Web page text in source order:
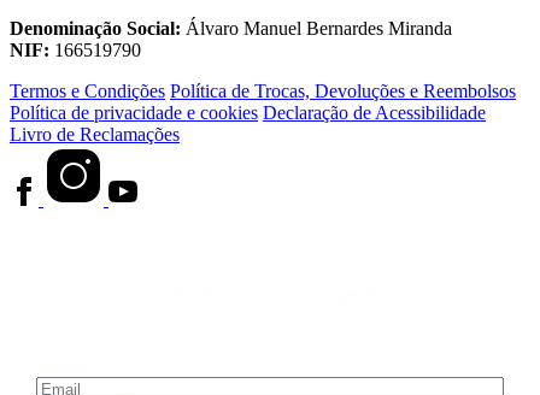
Denominação Social: Álvaro Manuel Bernardes Miranda
NIF: 166519790
Termos e Condições Política de Trocas, Devoluções e Reembolsos
Política de privacidade e cookies Declaração de Acessibilidade
Livro de Reclamações